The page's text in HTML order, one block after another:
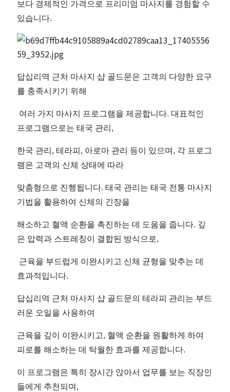
곳
｜
근
처
인
기
마
사
지
샵
추
천
｜
마
짱
보다 경제적인 가격으로 프리미엄 마사지를 경험할 수
있습니다.
답십리역 근처 마사지 샵 골드문은 고객의 다양한 요구
를 충족시키기 위해
여러 가지 마사지 프로그램을 제공합니다. 대표적인
프로그램으로는 태국 관리,
한국 관리, 테라피, 아로마 관리 등이 있으며, 각 프로그
램은 고객의 신체 상태에 따라
맞춤형으로 진행됩니다. 태국 관리는 태국 전통 마사지
기법을 활용하여 신체의 긴장을
해소하고 혈액 순환을 촉진하는 데 도움을 줍니다. 깊
은 압력과 스트레칭이 결합된 방식으로,
근육을 부드럽게 이완시키고 신체 균형을 맞추는 데
효과적입니다.
답십리역 근처 마사지 샵 골드문의 테라피 관리는 부드
러운 오일을 사용하여
근육을 깊이 이완시키고, 혈액 순환을 원활하게 하여
피로를 해소하는 데 탁월한 효과를 제공합니다.
이 프로그램은 특히 장시간 앉아서 업무를 보는 직장인
들에게 추천되며,